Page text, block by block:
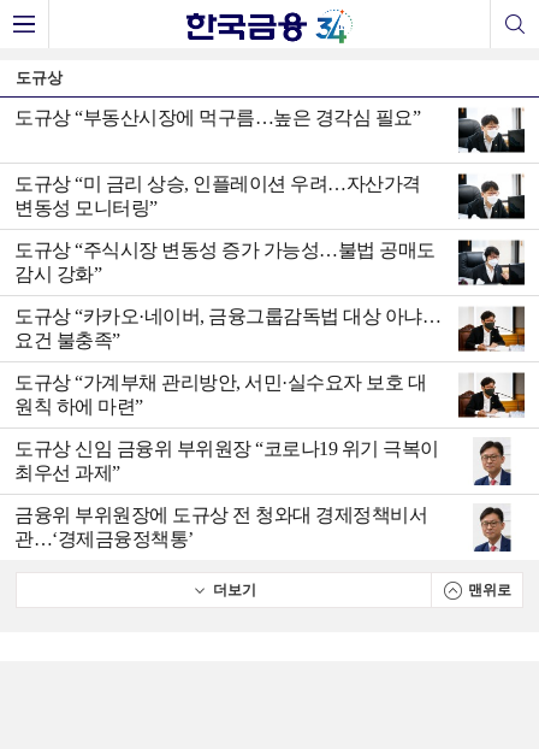
도규상
도규상 “부동산시장에 먹구름…높은 경각심 필요”
도규상 “미 금리 상승, 인플레이션 우려…자산가격
변동성 모니터링”
도규상 “주식시장 변동성 증가 가능성…불법 공매도
감시 강화”
도규상 “카카오·네이버, 금융그룹감독법 대상 아냐…
요건 불충족”
도규상 “가계부채 관리방안, 서민·실수요자 보호 대
원칙 하에 마련”
도규상 신임 금융위 부위원장 “코로나19 위기 극복이
최우선 과제”
금융위 부위원장에 도규상 전 청와대 경제정책비서
관…‘경제금융정책통’
더보기 맨위로